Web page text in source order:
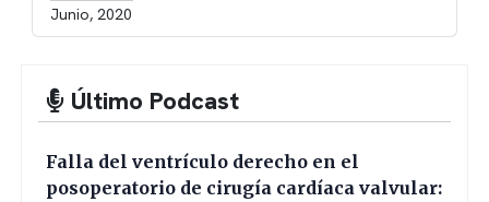
Junio, 2020
Último Podcast
Falla del ventrículo derecho en el
posoperatorio de cirugía cardíaca valvular: